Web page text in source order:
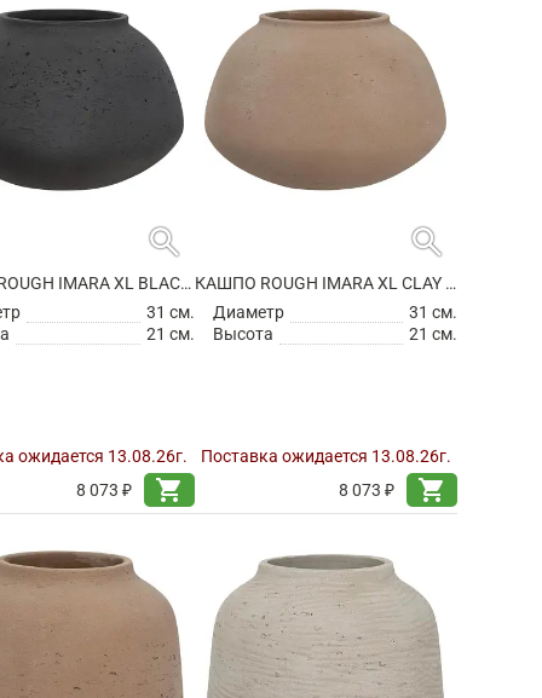
search
КАШПО ROUGH IMARA XL BLACK WASHED
31 см.
21 см.
ожидается 13.08.26г.
8 073 ₽
shopping_cart
search
КАШПО ROUGH IMARA XL CLAY WASHED
Диаметр
31 см.
Высота
21 см.
Поставка ожидается 13.08.26г.
8 073 ₽
shopping_cart